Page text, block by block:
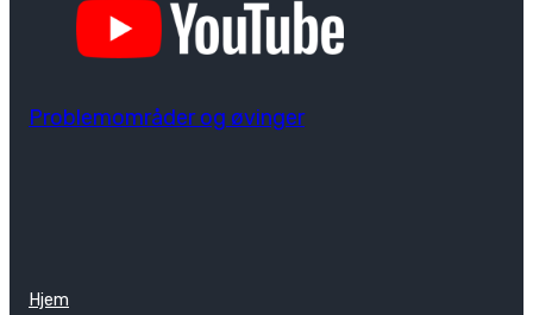
Problemområder og øvinger
Hjem